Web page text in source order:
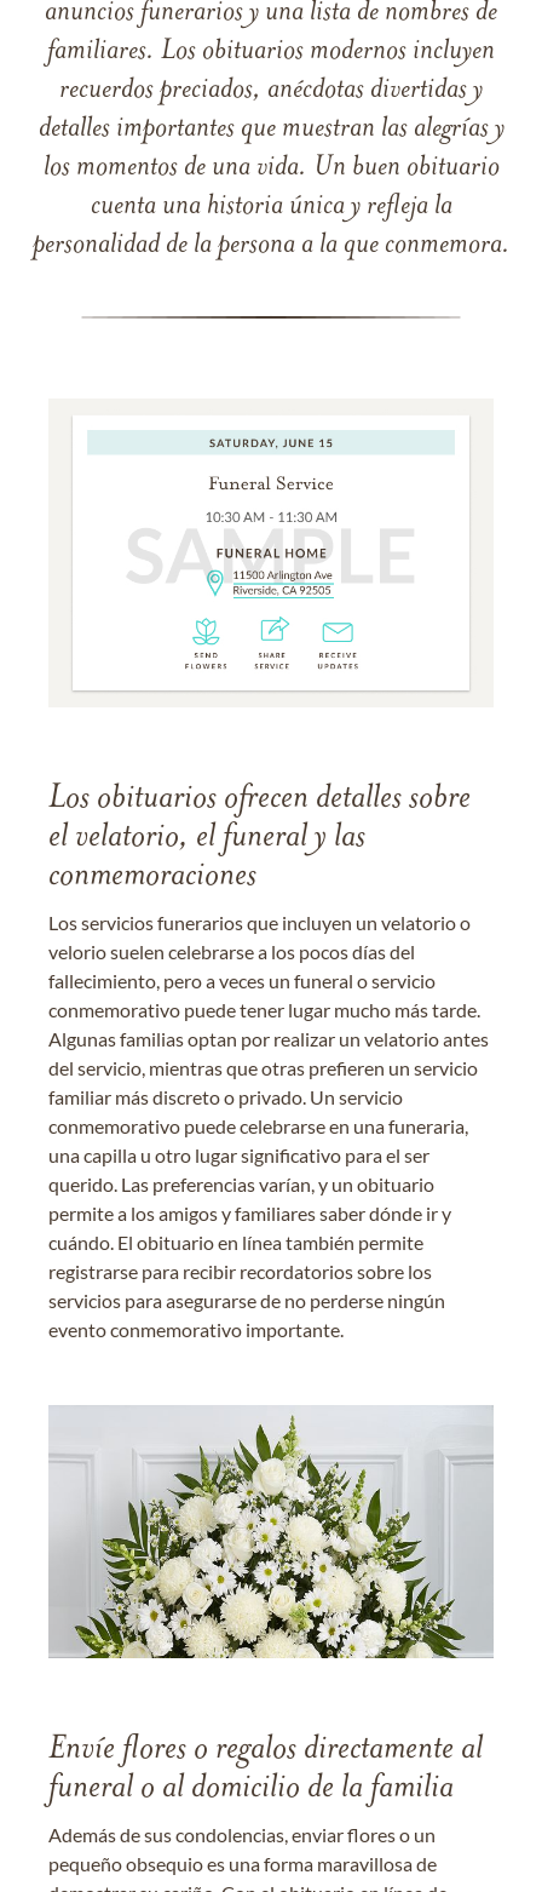
anuncios funerarios y una lista de nombres de
familiares. Los obituarios modernos incluyen
recuerdos preciados, anécdotas divertidas y
detalles importantes que muestran las alegrías y
los momentos de una vida. Un buen obituario
cuenta una historia única y refleja la
personalidad de la persona a la que conmemora.
Los obituarios ofrecen detalles sobre
el velatorio, el funeral y las
conmemoraciones
Los servicios funerarios que incluyen un velatorio o
velorio suelen celebrarse a los pocos días del
fallecimiento, pero a veces un funeral o servicio
conmemorativo puede tener lugar mucho más tarde.
Algunas familias optan por realizar un velatorio antes
del servicio, mientras que otras prefieren un servicio
familiar más discreto o privado. Un servicio
conmemorativo puede celebrarse en una funeraria,
una capilla u otro lugar significativo para el ser
querido. Las preferencias varían, y un obituario
permite a los amigos y familiares saber dónde ir y
cuándo. El obituario en línea también permite
registrarse para recibir recordatorios sobre los
servicios para asegurarse de no perderse ningún
evento conmemorativo importante.
Envíe flores o regalos directamente al
funeral o al domicilio de la familia
Además de sus condolencias, enviar flores o un
pequeño obsequio es una forma maravillosa de